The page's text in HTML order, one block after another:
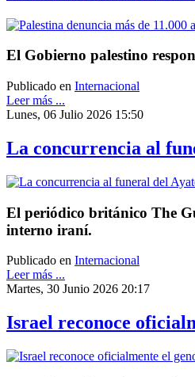
El Gobierno palestino
Publicado en Internacional
Leer más ...
Lunes, 06 Julio 2026 15:50
La concurrencia al
El periódico británico The
interno iraní.
Publicado en Internacional
Leer más ...
Martes, 30 Junio 2026 20:17
Israel reconoce